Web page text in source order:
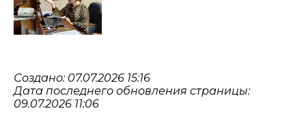
Создано: 07.07.2026 15:16
Дата последнего обновления страницы:
09.07.2026 11:06